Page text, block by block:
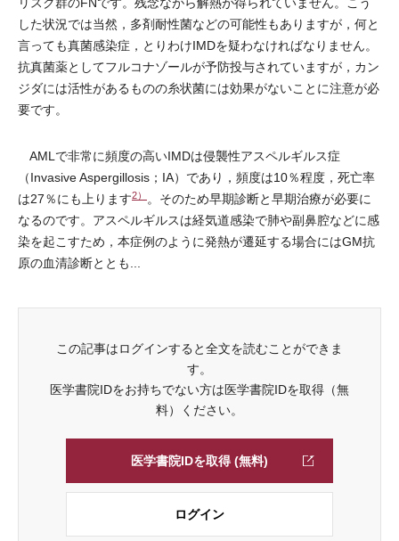
した状況では当然，多剤耐性菌などの可能性もありますが，何と
言っても真菌感染症，とりわけIMDを疑わなければなりません。
抗真菌薬としてフルコナゾールが予防投与されていますが，カン
ジダには活性があるものの糸状菌には効果がないことに注意が必
要です。
AMLで非常に頻度の高いIMDは侵襲性アスペルギルス症
（Invasive Aspergillosis；IA）であり，頻度は10％程度，死亡率
は27％にも上ります2）
。そのため早期診断と早期治療が必要に
なるのです。アスペルギルスは経気道感染で肺や副鼻腔などに感
染を起こすため，本症例のように発熱が遷延する場合にはGM抗
原の血清診断ととも...
この記事はログインすると全文を読むことができま
す。
医学書院IDをお持ちでない方は医学書院IDを取得（無
料）ください。
医学書院IDを取得 (無料)
ログイン